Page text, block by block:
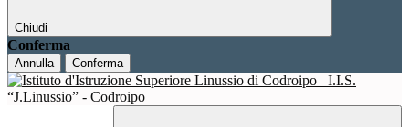
Chiudi
Conferma
Annulla Conferma
I.I.S.
“J.Linussio” - Codroipo